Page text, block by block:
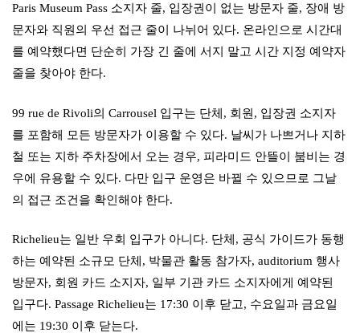
Paris Museum Pass 소지자 줄, 입장권이 없는 방문자 줄, 장애 방
문자와 직원의 우선 접근 줄이 나뉘어 있다. 온라인으로 시간대
를 예약했다면 단순히 가장 긴 줄에 서지 말고 시간 지정 예약자
줄을 찾아야 한다.
99 rue de Rivoli의 Carrousel 입구는 단체, 회원, 입장권 소지자
를 포함해 모든 방문자가 이용할 수 있다. 날씨가 나쁘거나 지하
철 또는 지하 주차장에서 오는 경우, 피라미드 안뜰이 붐비는 경
우에 유용할 수 있다. 다만 입구 운영은 바뀔 수 있으므로 그날
의 접근 조건을 확인해야 한다.
Richelieu는 일반 우회 입구가 아니다. 단체, 공식 가이드가 동행
하는 예약된 소규모 단체, 박물관 활동 참가자, auditorium 행사
방문자, 회원 카드 소지자, 일부 기관 카드 소지자에게 예약된
입구다. Passage Richelieu는 17:30 이후 닫고, 수요일과 금요일
에는 19:30 이후 닫는다.